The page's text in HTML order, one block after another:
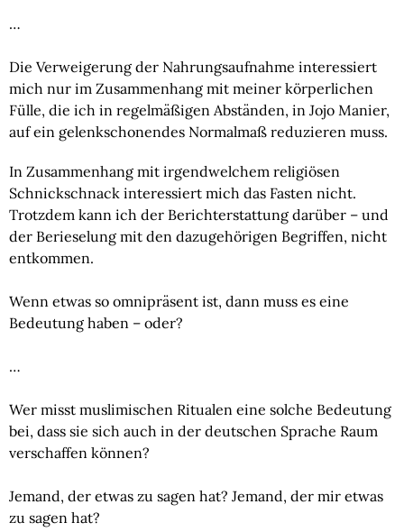
…
Die Verweigerung der Nahrungsaufnahme interessiert
mich nur im Zusammenhang mit meiner körperlichen
Fülle, die ich in regelmäßigen Abständen, in Jojo Manier,
auf ein gelenkschonendes Normalmaß reduzieren muss.
In Zusammenhang mit irgendwelchem religiösen
Schnickschnack interessiert mich das Fasten nicht.
Trotzdem kann ich der Berichterstattung darüber – und
der Berieselung mit den dazugehörigen Begriffen, nicht
entkommen.
Wenn etwas so omnipräsent ist, dann muss es eine
Bedeutung haben – oder?
…
Wer misst muslimischen Ritualen eine solche Bedeutung
bei, dass sie sich auch in der deutschen Sprache Raum
verschaffen können?
Jemand, der etwas zu sagen hat? Jemand, der mir etwas
zu sagen hat?